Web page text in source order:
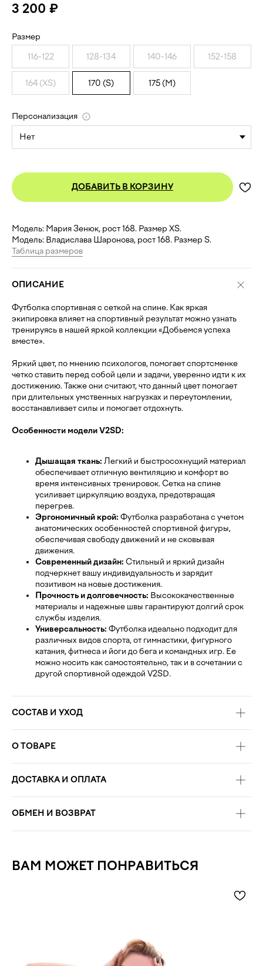
3 200 ₽
Размер
116-122 128-134 140-146 152-158
164 (XS) 170 (S) 175 (M)
Персонализация
ДОБАВИТЬ В КОРЗИНУ
Модель: Мария Зенюк, рост 168. Размер XS.
Модель: Владислава Шаронова, рост 168. Размер S.
Таблица размеров
ОПИСАНИЕ
Футболка спортивная с сеткой на спине. Как яркая
экипировка влияет на спортивный результат можно узнать
тренируясь в нашей яркой коллекции «Добьемся успеха
вместе».
Яркий цвет, по мнению психологов, помогает спортсменке
четко ставить перед собой цели и задачи, уверенно идти к их
достижению. Также они считают, что данный цвет помогает
при длительных умственных нагрузках и переутомлении,
восстанавливает силы и помогает отдохнуть.
Особенности модели V2SD:
Дышащая ткань: Легкий и быстросохнущий материал
обеспечивает отличную вентиляцию и комфорт во
время интенсивных тренировок. Сетка на спине
усиливает циркуляцию воздуха, предотвращая
перегрев.
Эргономичный крой: Футболка разработана с учетом
анатомических особенностей спортивной фигуры,
обеспечивая свободу движений и не сковывая
движения.
Современный дизайн: Стильный и яркий дизайн
подчеркнет вашу индивидуальность и зарядит
позитивом на новые достижения.
Прочность и долговечность: Высококачественные
материалы и надежные швы гарантируют долгий срок
службы изделия.
Универсальность: Футболка идеально подходит для
различных видов спорта, от гимнастики, фигурного
катания, фитнеса и йоги до бега и командных игр. Ее
можно носить как самостоятельно, так и в сочетании с
другой спортивной одеждой V2SD.
СОСТАВ И УХОД
О ТОВАРЕ
ДОСТАВКА И ОПЛАТА
ОБМЕН И ВОЗВРАТ
ВАМ МОЖЕТ ПОНРАВИТЬСЯ